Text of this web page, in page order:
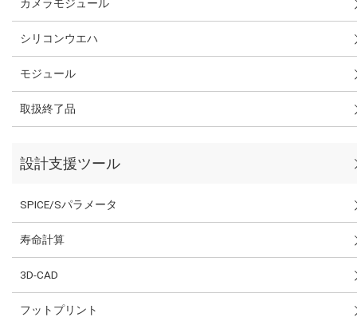
カメラモジュール
シリコンウエハ
モジュール
取扱終了品
設計支援ツール
SPICE/Sパラメータ
寿命計算
3D-CAD
フットプリント